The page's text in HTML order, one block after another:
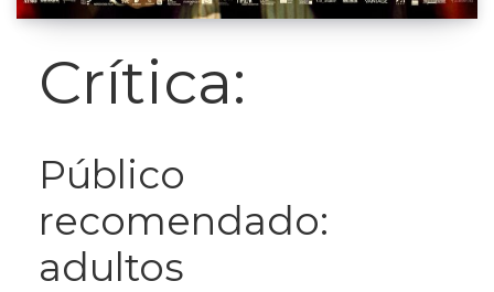
Crítica:
Público
recomendado:
adultos